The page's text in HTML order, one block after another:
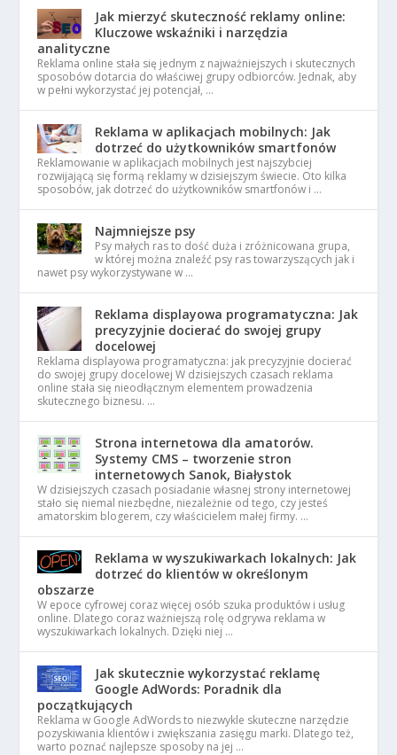
Jak mierzyć skuteczność reklamy online:
Kluczowe wskaźniki i narzędzia
analityczne
Reklama online stała się jednym z najważniejszych i skutecznych
sposobów dotarcia do właściwej grupy odbiorców. Jednak, aby
w pełni wykorzystać jej potencjał, …
Reklama w aplikacjach mobilnych: Jak
dotrzeć do użytkowników smartfonów
Reklamowanie w aplikacjach mobilnych jest najszybciej
rozwijającą się formą reklamy w dzisiejszym świecie. Oto kilka
sposobów, jak dotrzeć do użytkowników smartfonów i …
Najmniejsze psy
Psy małych ras to dość duża i zróżnicowana grupa,
w której można znaleźć psy ras towarzyszących jak i
nawet psy wykorzystywane w …
Reklama displayowa programatyczna: Jak
precyzyjnie docierać do swojej grupy
docelowej
Reklama displayowa programatyczna: jak precyzyjnie docierać
do swojej grupy docelowej W dzisiejszych czasach reklama
online stała się nieodłącznym elementem prowadzenia
skutecznego biznesu. …
Strona internetowa dla amatorów.
Systemy CMS – tworzenie stron
internetowych Sanok, Białystok
W dzisiejszych czasach posiadanie własnej strony internetowej
stało się niemal niezbędne, niezależnie od tego, czy jesteś
amatorskim blogerem, czy właścicielem małej firmy. …
Reklama w wyszukiwarkach lokalnych: Jak
dotrzeć do klientów w określonym
obszarze
W epoce cyfrowej coraz więcej osób szuka produktów i usług
online. Dlatego coraz ważniejszą rolę odgrywa reklama w
wyszukiwarkach lokalnych. Dzięki niej …
Jak skutecznie wykorzystać reklamę
Google AdWords: Poradnik dla
początkujących
Reklama w Google AdWords to niezwykle skuteczne narzędzie
pozyskiwania klientów i zwiększania zasięgu marki. Dlatego też,
warto poznać najlepsze sposoby na jej …